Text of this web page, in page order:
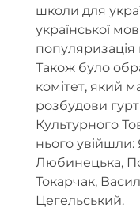
школи для
української
популяризація
Також було
комітет, який
розбудови
Культурного
нього увійшли:
Любинецька,
Токарчак,
Цегельський.